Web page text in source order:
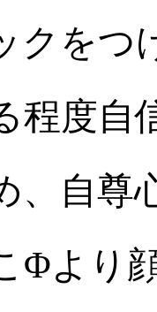
クをつ
程度自
、自尊
Φより